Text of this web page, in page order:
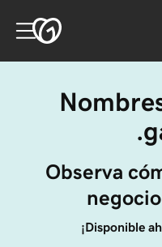
Observa
¡Disponible